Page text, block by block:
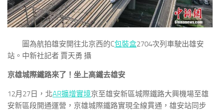
圖為航拍雄安開往北京西的C包裝盒2704次列車駛出雄安
站。中新社記者 賈天勇 攝
京雄城際鐵路來了！坐上高鐵去雄安
12月27日，北AR擴增實境京至雄安新區城際鐵路大興機場至雄
安新區段開通運營，京雄城際鐵路實現全線貫通，雄安站同步